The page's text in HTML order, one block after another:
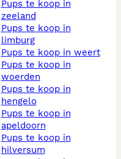
pups te koop in
zeeland
pups te koop in
limburg
pups te koop in weert
pups te koop in
woerden
pups te koop in
hengelo
pups te koop in
apeldoorn
pups te koop in
hilversum